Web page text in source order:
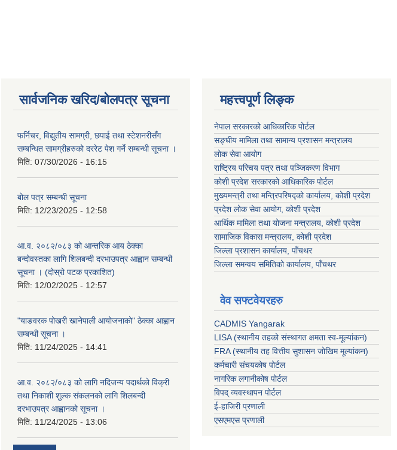
सार्वजनिक खरिद/बोलपत्र सूचना
फर्निचर, विद्युतीय सामग्री, छपाई तथा स्टेशनरीसँग
सम्बन्धित सामग्रीहरुको दररेट पेश गर्ने सम्बन्धी सूचना ।
मिति: 07/30/2026 - 16:15
बोल पत्र सम्बन्धी सूचना
मिति: 12/23/2025 - 12:58
आ.व. २०८२/०८३ को आन्तरिक आय ठेक्का
बन्दोवस्तका लागि शिलबन्दी दरभाउपत्र आह्वान सम्बन्धी
सूचना । (दोस्रो पटक प्रकाशित)
मिति: 12/02/2025 - 12:57
"याङवरक पोखरी खानेपाली आयोजनाको" ठेक्का आह्वान
सम्बन्धी सूचना ।
मिति: 11/24/2025 - 14:41
आ.व. २०८२/०८३ को लागि नदिजन्य पदार्थको विक्री
तथा निकाशी शुल्क संकलनको लागि शिलबन्दी
दरभाउपत्र आह्वानको सूचना ।
मिति: 11/24/2025 - 13:06
महत्त्वपूर्ण लिङ्क
नेपाल सरकारको आधिकारिक पोर्टल
सङ्‍घीय मामिला तथा सामान्य प्रशासन मन्त्रालय
लोक सेवा आयोग
राष्ट्रिय परिचय पत्र तथा पञ्जिकरण विभाग
कोशी प्रदेश सरकारको आधिकारिक पोर्टल
मुख्यमन्त्री तथा मन्त्रिपरिषद्को कार्यालय, कोशी प्रदेश
प्रदेश लोक सेवा आयोग, कोशी प्रदेश
आर्थिक मामिला तथा योजना मन्त्रालय, कोशी प्रदेश
सामाजिक विकास मन्त्रालय, कोशी प्रदेश
जिल्ला प्रशासन कार्यालय, पाँचथर
जिल्ला समन्वय समितिको कार्यालय, पाँचथर
वेव सफ्टवेयरहरु
CADMIS Yangarak
LISA (स्थानीय तहको संस्थागत क्षमता स्व-मूल्यांकन)
FRA (स्थानीय तह वित्तीय सुशासन जोखिम मूल्यांकन)
कर्मचारी संचयकोष पोर्टल
नागरिक लगानीकोष पोर्टल
विपद् व्यवस्थापन पोर्टल
ई-हाजिरी प्रणाली
एसएमएस प्रणाली